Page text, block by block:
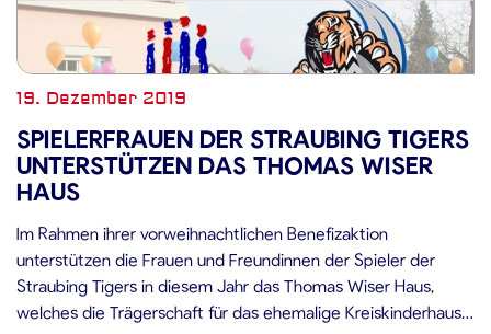
19. Dezember 2019
SPIELERFRAUEN DER STRAUBING TIGERS
UNTERSTÜTZEN DAS THOMAS WISER
HAUS
Im Rahmen ihrer vorweihnachtlichen Benefizaktion
unterstützen die Frauen und Freundinnen der Spieler der
Straubing Tigers in diesem Jahr das Thomas Wiser Haus,
welches die Trägerschaft für das ehemalige Kreiskinderhaus